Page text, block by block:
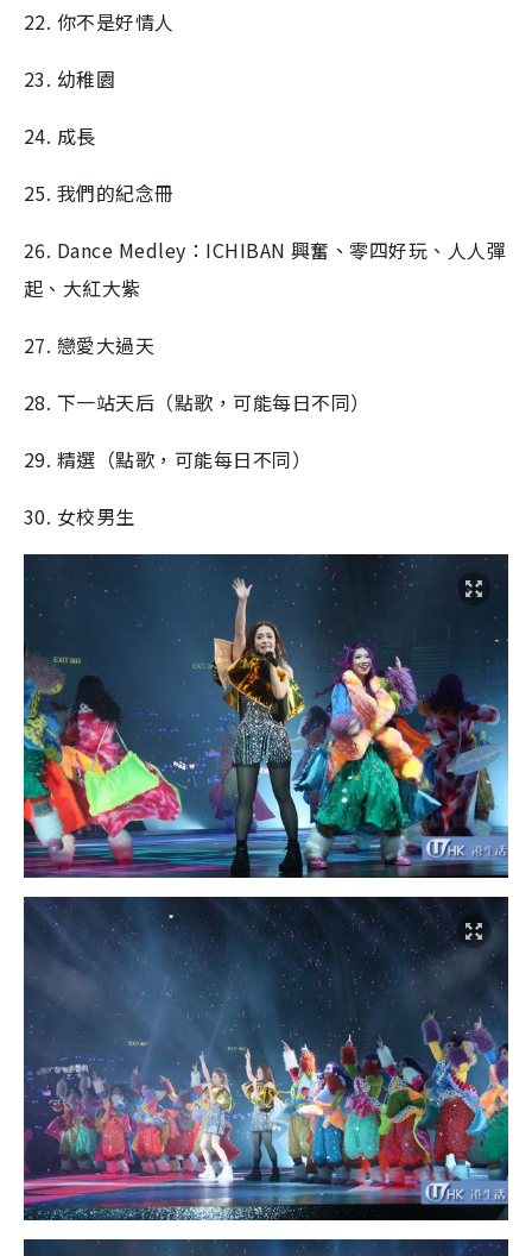
22. 你不是好情人
23. 幼稚園
24. 成長
25. 我們的紀念冊
26. Dance Medley：ICHIBAN 興奮、零四好玩、人人彈
起、大紅大紫
27. 戀愛大過天
28. 下一站天后（點歌，可能每日不同）
29. 精選（點歌，可能每日不同）
30. 女校男生